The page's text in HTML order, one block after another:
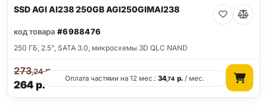
SSD AGI AI238 250GB AGI250GIMAI238
код товара #6988476
250 ГБ, 2.5", SATA 3.0, микросхемы 3D QLC NAND
264р.
273,24р.
Оплата частями на 12 мес.:34,74 р./ мес.